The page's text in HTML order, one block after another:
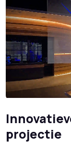
projectie